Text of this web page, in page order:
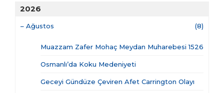
2026
– Ağustos (8)
Muazzam Zafer Mohaç Meydan Muharebesi 1526
Osmanlı’da Koku Medeniyeti
Geceyi Gündüze Çeviren Afet Carrington Olayı